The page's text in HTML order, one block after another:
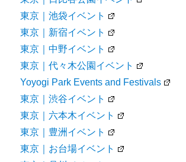
東京｜池袋イベント
東京｜新宿イベント
東京｜中野イベント
東京｜代々木公園イベント
Yoyogi Park Events and Festivals
東京｜渋谷イベント
東京｜六本木イベント
東京｜豊洲イベント
東京｜お台場イベント